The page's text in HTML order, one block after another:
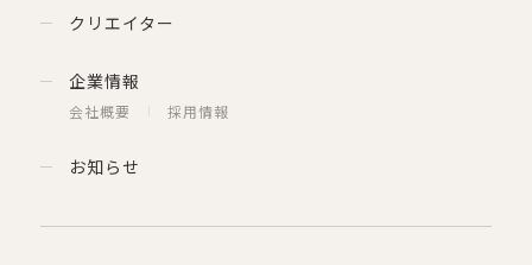
クリエイター
企業情報
会社概要 採用情報
お知らせ